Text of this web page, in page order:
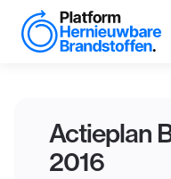
Actieplan
2016